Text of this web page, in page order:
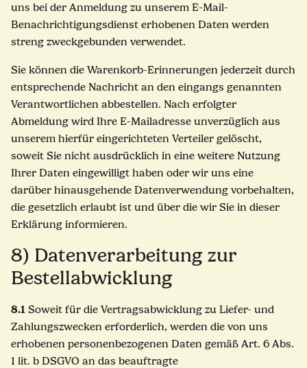
uns bei der Anmeldung zu unserem E-Mail-
Benachrichtigungsdienst erhobenen Daten werden
streng zweckgebunden verwendet.
Sie können die Warenkorb-Erinnerungen jederzeit durch
entsprechende Nachricht an den eingangs genannten
Verantwortlichen abbestellen. Nach erfolgter
Abmeldung wird Ihre E-Mailadresse unverzüglich aus
unserem hierfür eingerichteten Verteiler gelöscht,
soweit Sie nicht ausdrücklich in eine weitere Nutzung
Ihrer Daten eingewilligt haben oder wir uns eine
darüber hinausgehende Datenverwendung vorbehalten,
die gesetzlich erlaubt ist und über die wir Sie in dieser
Erklärung informieren.
8) Datenverarbeitung zur
Bestellabwicklung
8.1 Soweit für die Vertragsabwicklung zu Liefer- und
Zahlungszwecken erforderlich, werden die von uns
erhobenen personenbezogenen Daten gemäß Art. 6 Abs.
1 lit. b DSGVO an das beauftragte